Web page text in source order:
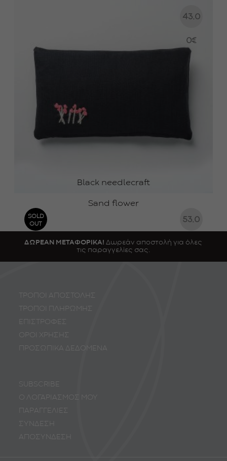
Black needlecraft
43.0
0€
SOLD
OUT
Sand flower
53.0
0€
ΔΩΡΕΑΝ ΜΕΤΑΦΟΡΙΚΑ! Δωρεάν αποστολή για όλες
τις παραγγελίες σας.
ΤΡΟΠΟΙ ΑΠΟΣΤΟΛΗΣ
ΤΡΟΠΟΙ ΠΛΗΡΩΜΗΣ
ΕΠΙΣΤΡΟΦΕΣ
ΟΡΟΙ ΧΡΗΣΗΣ
ΠΡΟΣΩΠΙΚA ΔΕΔΟΜΕΝA
SUBSCRIBE
Ο ΛΟΓΑΡΙΑΣΜΟΣ ΜΟΥ
ΠΑΡΑΓΓΕΛΙΕΣ
ΣΥΝΔΕΣΗ
ΑΠΟΣΥΝΔΕΣΗ